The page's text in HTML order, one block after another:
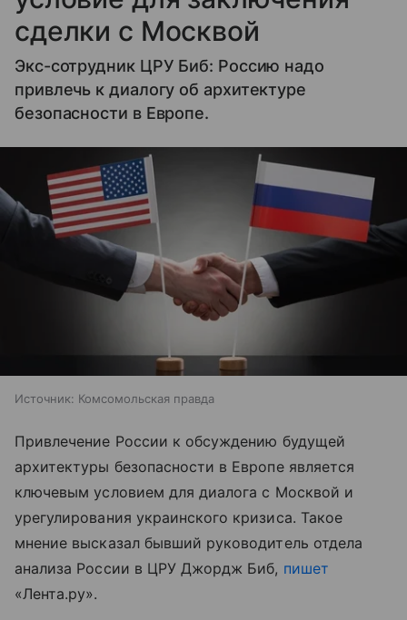
сделки с Москвой
Экс-сотрудник ЦРУ Биб: Россию надо
привлечь к диалогу об архитектуре
безопасности в Европе.
Источник: Комсомольская правда
Привлечение России к обсуждению будущей
архитектуры безопасности в Европе является
ключевым условием для диалога с Москвой и
урегулирования украинского кризиса. Такое
мнение высказал бывший руководитель отдела
анализа России в ЦРУ Джордж Биб, пишет
«Лента.ру».